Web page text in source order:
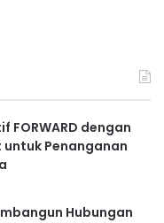
FORWARD dengan
untuk Penanganan
Hubungan